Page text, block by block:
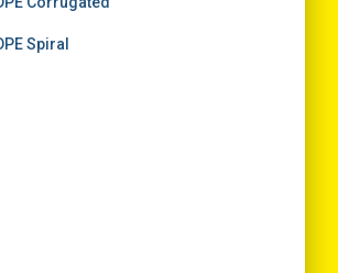
Spiral